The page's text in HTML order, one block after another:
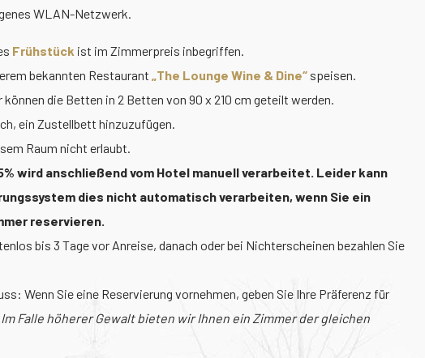
WLAN-Netzwerk.
Frühstück ist im Zimmerpreis inbegriffen.
bekannten Restaurant „The Lounge Wine & Dine“ speisen.
können die Betten in 2 Betten von 90 x 210 cm geteilt werden.
ein Zustellbett hinzuzufügen.
Raum nicht erlaubt.
wird anschließend vom Hotel manuell verarbeitet. Leider kann
dies nicht automatisch verarbeiten, wenn Sie ein
reservieren.
bis 3 Tage vor Anreise, danach oder bei Nichterscheinen bezahlen Sie
Wenn Sie eine Reservierung vornehmen, geben Sie Ihre Präferenz für
Im Falle höherer Gewalt bieten wir Ihnen ein Zimmer der gleichen